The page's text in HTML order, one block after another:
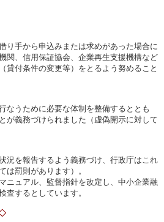
手から申込みまたは求めがあった場合に
関、信用保証協会、企業再生支援機構など
貸付条件の変更等）をとるよう努めること
うために必要な体制を整備するととも
が義務づけられました（虚偽開示に対して
況を報告するよう義務づけ、行政庁はこれ
は罰則があります）。
ニュアル、監督指針を改定し、中小企業融
査するとしています。